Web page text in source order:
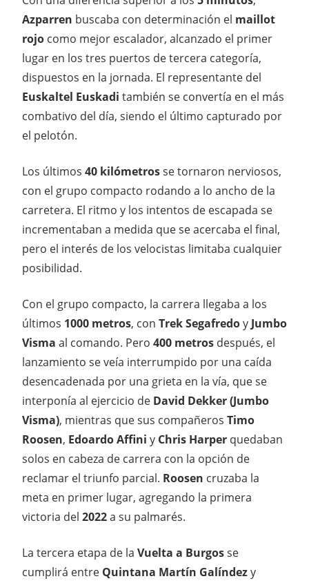
Azparren buscaba con determinación el maillot
rojo como mejor escalador, alcanzado el primer
lugar en los tres puertos de tercera categoría,
dispuestos en la jornada. El representante del
Euskaltel Euskadi también se convertía en el más
combativo del día, siendo el último capturado por
el pelotón.
Los últimos 40 kilómetrosse tornaron nerviosos,
con el grupo compacto rodando a lo ancho de la
carretera. El ritmo y los intentos de escapada se
incrementaban a medida que se acercaba el final,
pero el interés de los velocistas limitaba cualquier
posibilidad.
Con el grupo compacto, la carrera llegaba a los
últimos 1000 metros, con Trek Segafredoy Jumbo
Visma al comando. Pero 400 metros después, el
lanzamiento se veía interrumpido por una caída
desencadenada por una grieta en la vía, que se
interponía al ejercicio de David Dekker(Jumbo
Visma), mientras que sus compañeros Timo
Roosen, Edoardo Affini y Chris Harper quedaban
solos en cabeza de carrera con la opción de
reclamar el triunfo parcial. Roosen cruzaba la
meta en primer lugar, agregando la primera
victoria del 2022a su palmarés.
La tercera etapa de la Vuelta a Burgosse
cumplirá entre Quintana Martín Galíndezy